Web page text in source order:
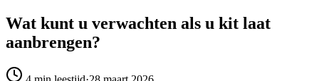
Wat kunt u verwachten als u kit laat
aanbrengen?